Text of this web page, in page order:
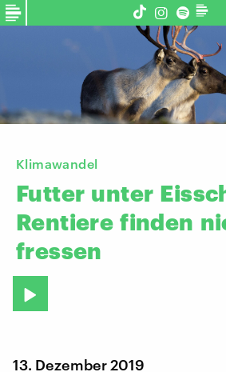
Klimawandel
Futter unter
Rentiere finden
fressen
13. Dezember 2019